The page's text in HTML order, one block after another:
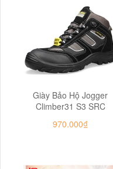
Giày Bảo Hộ Jogger
Climber31 S3 SRC
970.000₫